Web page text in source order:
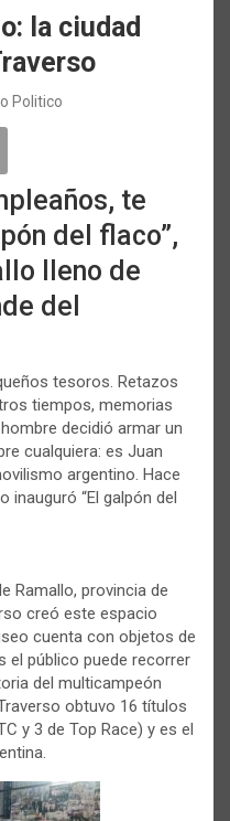
la ciudad
Politico
te
del flaco”,
lleno de
del
tesoros. Retazos
tiempos, memorias
decidió armar un
cualquiera: es Juan
argentino. Hace
inauguró “El galpón del
Ramallo, provincia de
creó este espacio
cuenta con objetos de
el público puede recorrer
del multicampeón
obtuvo 16 títulos
y 3 de Top Race) y es el